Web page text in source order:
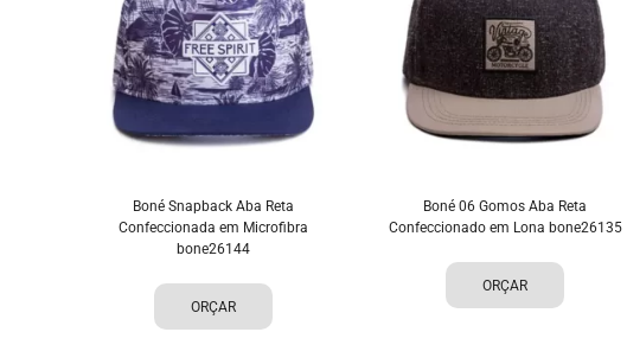
Boné Snapback Aba Reta
Confeccionada em Microfibra
bone26144
ORÇAR
Boné 06 Gomos Aba Reta
Confeccionado em Lona bone26135
ORÇAR